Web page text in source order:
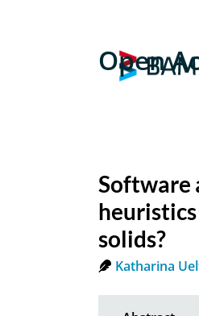
Open
Software
solids?
Katharina